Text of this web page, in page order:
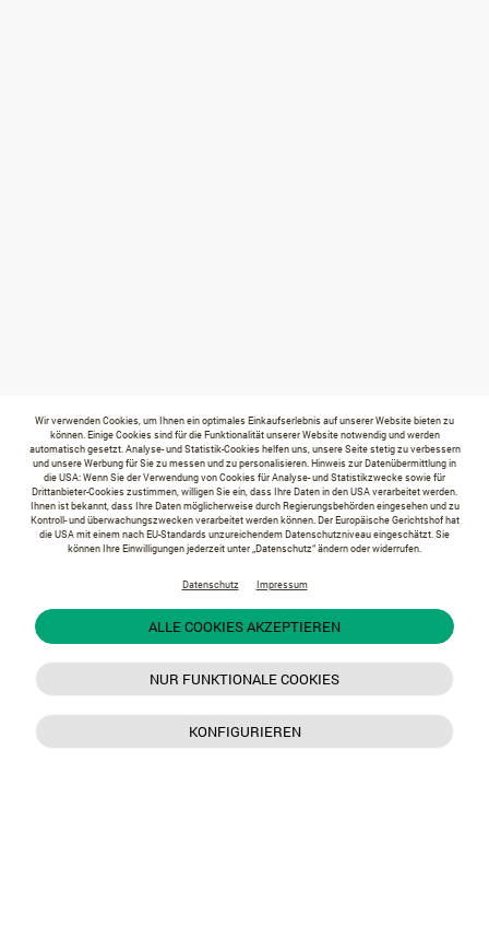
Wir verwenden Cookies, um Ihnen ein optimales Einkaufserlebnis auf unserer Website bieten zu
können. Einige Cookies sind für die Funktionalität unserer Website notwendig und werden
automatisch gesetzt. Analyse- und Statistik-Cookies helfen uns, unsere Seite stetig zu verbessern
und unsere Werbung für Sie zu messen und zu personalisieren. Hinweis zur Datenübermittlung in
die USA: Wenn Sie der Verwendung von Cookies für Analyse- und Statistikzwecke sowie für
Drittanbieter-Cookies zustimmen, willigen Sie ein, dass Ihre Daten in den USA verarbeitet werden.
Ihnen ist bekannt, dass Ihre Daten möglicherweise durch Regierungsbehörden eingesehen und zu
Kontroll- und überwachungszwecken verarbeitet werden können. Der Europäische Gerichtshof hat
die USA mit einem nach EU-Standards unzureichendem Datenschutzniveau eingeschätzt. Sie
können Ihre Einwilligungen jederzeit unter „Datenschutz“ ändern oder widerrufen.
Datenschutz Impressum
ALLE COOKIES AKZEPTIEREN
NUR FUNKTIONALE COOKIES
KONFIGURIEREN